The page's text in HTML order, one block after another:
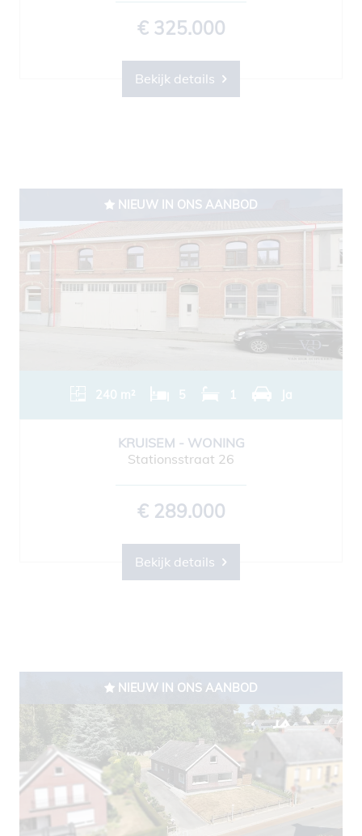
€ 325.000
Bekijk details
NIEUW IN ONS AANBOD
240 m² 5 1 Ja
KRUISEM - WONING
Stationsstraat 26
€ 289.000
Bekijk details
NIEUW IN ONS AANBOD